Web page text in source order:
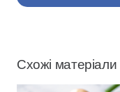
Схожі матеріали